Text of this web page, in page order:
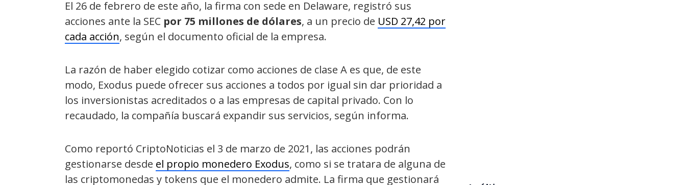
El 26 de febrero de este año, la firma con sede en Delaware, registró sus
acciones ante la SEC por 75 millones de dólares, a un precio de USD 27,42 por
cada acción, según el documento oficial de la empresa.
La razón de haber elegido cotizar como acciones de clase A es que, de este
modo, Exodus puede ofrecer sus acciones a todos por igual sin dar prioridad a
los inversionistas acreditados o a las empresas de capital privado. Con lo
recaudado, la compañía buscará expandir sus servicios, según informa.
Como reportó CriptoNoticias el 3 de marzo de 2021, las acciones podrán
gestionarse desde el propio monedero Exodus, como si se tratara de alguna de
las criptomonedas y tokens que el monedero admite. La firma que gestionará